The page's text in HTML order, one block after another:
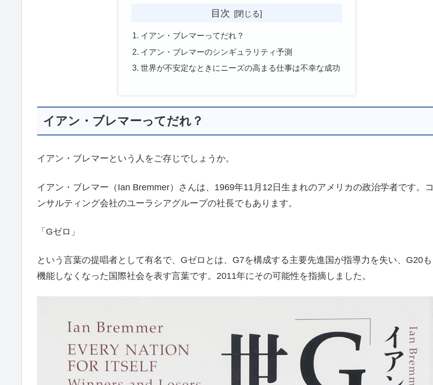
目次
イアン・ブレマーってだれ？
イアン・ブレマーのシンギュラリティ予測
世界が不安定なときにニーズの高まる仕事は不幸な成功
イアン・ブレマーってだれ？
イアン・ブレマーという人をご存じでしょうか。
イアン・ブレマー（Ian Bremmer）さんは、1969年11月12日生まれのアメリカの政治学者です。コ
ンサルティング会社のユーラシアグループの社長でもあります。
「Gゼロ」
という言葉の提唱者として有名で、Gゼロとは、G7を構成する主要先進国が指導力を失い、G20も
機能しなくなった国際社会を表す言葉です。2011年にその可能性を指摘しました。